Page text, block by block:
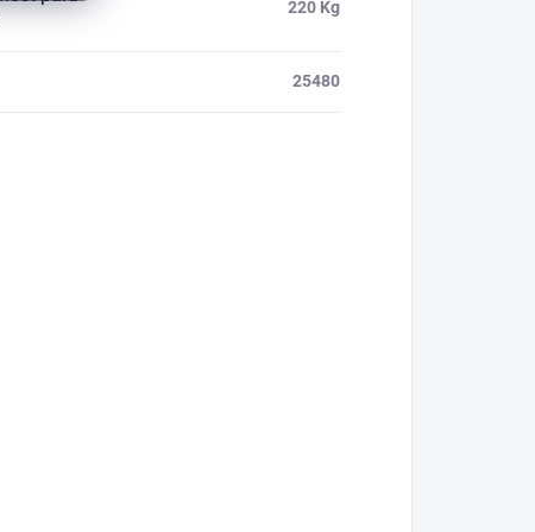
220 Kg
25480